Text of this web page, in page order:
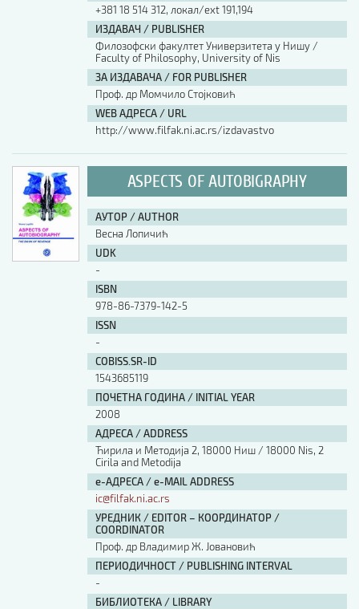
+381 18 514 312, локал/ext 191,194
ИЗДАВАЧ / PUBLISHER
Филозофски факултет Универзитета у Нишу /
Faculty of Philosophy, University of Nis
ЗА ИЗДАВАЧА / FOR PUBLISHER
Проф. др Момчило Стојковић
WEB АДРЕСА / URL
http://www.filfak.ni.ac.rs/izdavastvo
ASPECTS OF AUTOBIGRAPHY
АУТОР / AUTHOR
Весна Лопичић
UDK
-
ISBN
978-86-7379-142-5
ISSN
-
COBISS.SR-ID
1543685119
ПОЧЕТНА ГОДИНА / INITIAL YEAR
2008
АДРЕСА / ADDRESS
Ћирила и Методија 2, 18000 Ниш / 18000 Nis, 2
Cirila and Metodija
е-АДРЕСА / e-MAIL ADDRESS
ic@filfak.ni.ac.rs
УРЕДНИК / EDITOR – КООРДИНАТОР /
COORDINATOR
Проф. др Владимир Ж. Јовановић
ПЕРИОДИЧНОСТ / PUBLISHING INTERVAL
-
БИБЛИОТЕКА / LIBRARY